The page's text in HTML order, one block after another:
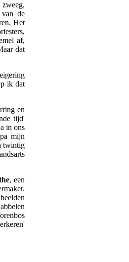
van de
Het
af,
dat
ik dat
en
tijd'
in ons
mijn
twintig
, een